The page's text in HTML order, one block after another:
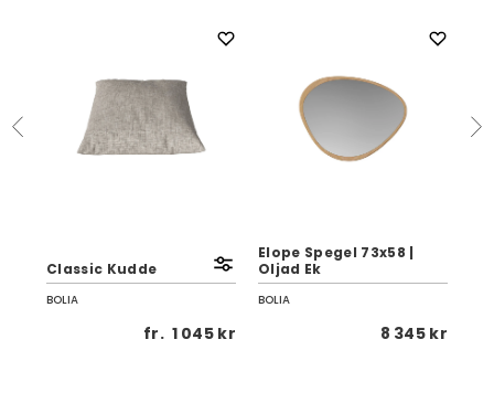
Classic Kudde
BOLIA
fr. 1 045 kr
Elope Spegel 73x58 |
Oljad Ek
BOLIA
8 345 kr